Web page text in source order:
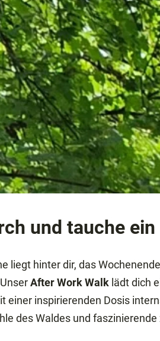
und tauche
liegt hinter dir, das
After Work Walklädt dich
einer inspirierenden Dosis
des Waldes und